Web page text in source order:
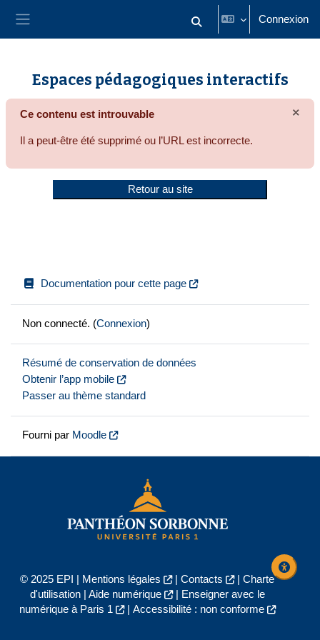
Activer/désactiver la saisie
Connexion
Espaces pédagogiques interactifs
Ce contenu est introuvable
Il a peut-être été supprimé ou l’URL est incorrecte.
×
Retour au site
Documentation pour cette page
Non connecté. (Connexion)
Résumé de conservation de données
Obtenir l’app mobile
Passer au thème standard
Fourni par Moodle
© 2025 EPI | Mentions légales | Contacts | Charte
d'utilisation| Aide numérique |
Enseigner avec le
numérique à Paris 1
| Accessibilité : non conforme